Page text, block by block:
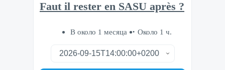
Faut il rester en SASU après ?
В около 1 месяца Около 1 ч.